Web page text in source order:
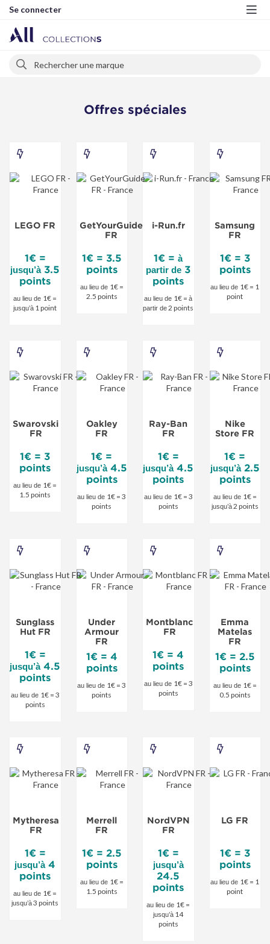
Se connecter
Rechercher
Offres spéciales
LEGO FR
1€ =
jusqu’à3.5
points
au lieu de 1€ =
jusqu’à 1 point
FR
spéciale
GetYourGuide
FR
1€ = 3.5
points
au lieu de 1€ =
2.5 points
FR
spéciale
i-Run.fr
1€ =à
partir de 3
points
au lieu de 1€ =à
partir de2 points
Run.fr
spéciale
Samsung
FR
1€ = 3
points
au lieu de 1€ = 1
point
FR
spéciale
Swarovski
FR
1€ = 3
points
au lieu de 1€ =
1.5 points
FR
spéciale
Oakley
FR
1€ =
jusqu’à4.5
points
au lieu de 1€ = 3
points
FR
spéciale
Ray-Ban
FR
1€ =
jusqu’à4.5
points
au lieu de 1€ = 3
points
Ban
Offre
Nike
Store FR
1€ =
jusqu’à2.5
points
au lieu de 1€ =
jusqu’à2 points
Store
Offre
Sunglass
Hut FR
1€ =
jusqu’à4.5
points
au lieu de 1€ = 3
points
Hut
Offre
Under
Armour
FR
1€ = 4
points
au lieu de 1€ = 3
points
Armour
Offre
spéciale
Montblanc
FR
1€ = 4
points
au lieu de 1€ = 3
points
FR
spéciale
Emma
Matelas
FR
1€ = 2.5
points
au lieu de 1€ =
0.5 points
Matelas
Offre
spéciale
Mytheresa
FR
1€ =
jusqu’à4
points
au lieu de 1€ =
jusqu’à3 points
FR
spéciale
Merrell
FR
1€ = 2.5
points
au lieu de 1€ =
1.5 points
FR
spéciale
NordVPN
FR
1€ =
jusqu’à
24.5
points
au lieu de 1€ =
jusqu’à 14
points
FR
spéciale
LG FR
1€ = 3
points
au lieu de 1€ = 1
point
FR
spéciale